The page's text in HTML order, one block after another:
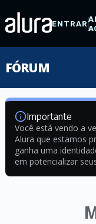
ENTRAR
FÓRUM
Importante
Você está vendo a
Alura que estamos
ganha uma
em potencializar